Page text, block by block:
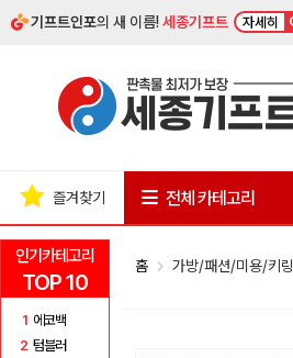
기프트인포의 새 이름!세종기프트 자세히
인기카테고리
TOP 10
1 에코백
2 텀블러
즐겨찾기 전체 카테고리
홈 가방/패션/미용/키링